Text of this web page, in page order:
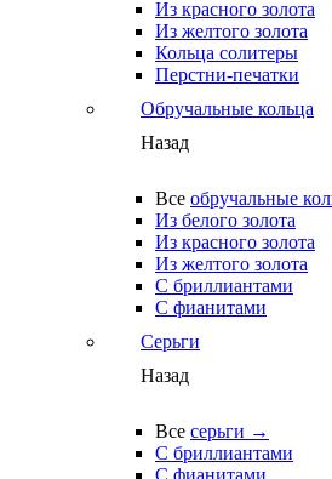
Из красного золота
Из желтого золота
Кольца солитеры
Перстни-печатки
Обручальные кольца
Назад
Все обручальные
Из белого золота
Из красного золота
Из желтого золота
С бриллиантами
С фианитами
Серьги
Назад
Все серьги →
С бриллиантами
С фианитами